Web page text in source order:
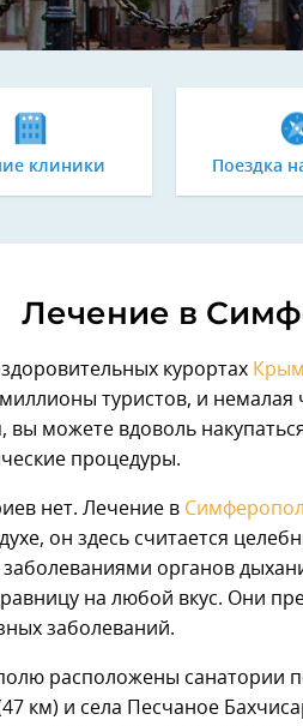
клиники Поездка
Лечение в
курортах
туристов, и немалая
вы можете вдоволь
процедуры.
нет. Лечение в
он здесь считается
органов
на любой вкус. Они
заболеваний.
расположены санатории
км) и села Песчаное